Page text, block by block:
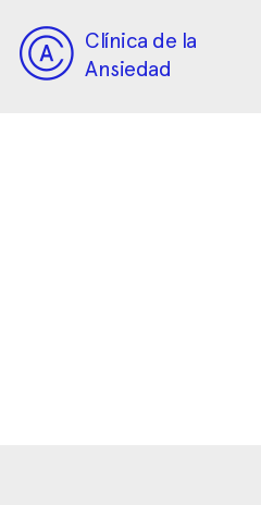
Clínica de la
Ansiedad